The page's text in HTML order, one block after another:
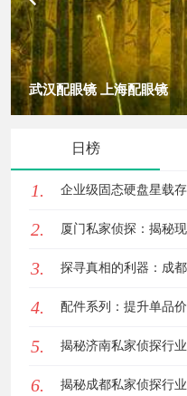
武汉配眼镜 上海配眼镜
日榜
1. 企业级固态硬盘星载
2. 厦门私家侦探：揭秘
者
3. 探寻真相的利器：成
析
4. 配件系列：提升单品
5. 揭秘济南私家侦探行
服务
6. 揭秘成都私家侦探行